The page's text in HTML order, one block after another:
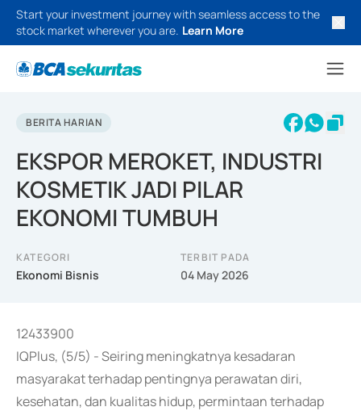
Start your investment journey with seamless access to the
stock market wherever you are. Learn More
BERITA HARIAN
EKSPOR MEROKET, INDUSTRI
KOSMETIK JADI PILAR
EKONOMI TUMBUH
KATEGORI
Ekonomi Bisnis
TERBIT PADA
04 May 2026
12433900
IQPlus, (5/5) - Seiring meningkatnya kesadaran
masyarakat terhadap pentingnya perawatan diri,
kesehatan, dan kualitas hidup, permintaan terhadap